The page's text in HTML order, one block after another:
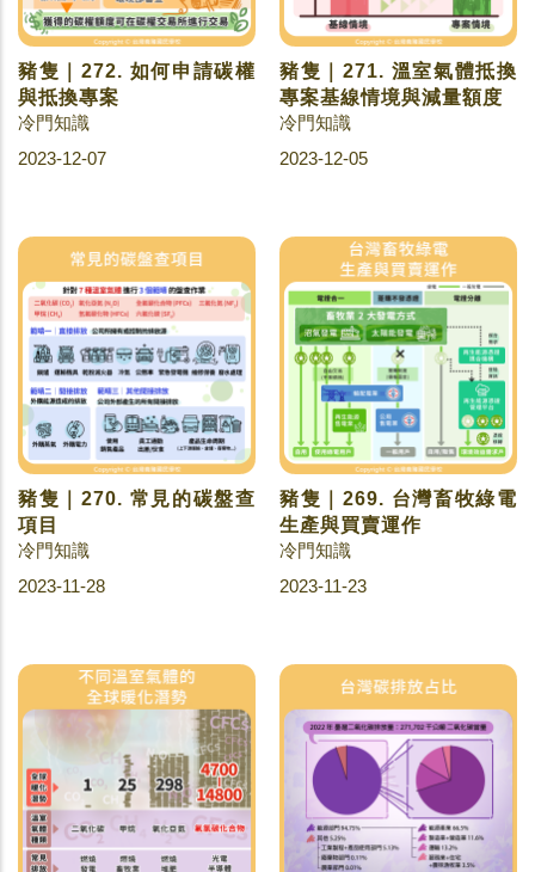
豬隻｜272. 如何申請碳權
與抵換專案
冷門知識
2023-12-07
豬隻｜271. 溫室氣體抵換
專案基線情境與減量額度
冷門知識
2023-12-05
豬隻｜270. 常見的碳盤查
項目
冷門知識
2023-11-28
豬隻｜269. 台灣畜牧綠電
生產與買賣運作
冷門知識
2023-11-23